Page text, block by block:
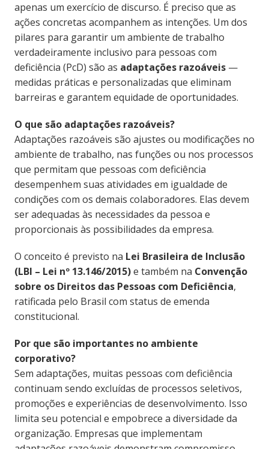
apenas um exercício de discurso. É preciso que as
ações concretas acompanhem as intenções. Um dos
pilares para garantir um ambiente de trabalho
verdadeiramente inclusivo para pessoas com
deficiência (PcD) são as adaptações razoáveis—
medidas práticas e personalizadas que eliminam
barreiras e garantem equidade de oportunidades.
O que são adaptações razoáveis?
Adaptações razoáveis são ajustes ou modificações no
ambiente de trabalho, nas funções ou nos processos
que permitam que pessoas com deficiência
desempenhem suas atividades em igualdade de
condições com os demais colaboradores. Elas devem
ser adequadas às necessidades da pessoa e
proporcionais às possibilidades da empresa.
O conceito é previsto na Lei Brasileira de Inclusão
(LBI – Lei nº 13.146/2015)e também na Convenção
sobre os Direitos das Pessoas com Deficiência,
ratificada pelo Brasil com status de emenda
constitucional.
Por que são importantes no ambiente
corporativo?
Sem adaptações, muitas pessoas com deficiência
continuam sendo excluídas de processos seletivos,
promoções e experiências de desenvolvimento. Isso
limita seu potencial e empobrece a diversidade da
organização. Empresas que implementam